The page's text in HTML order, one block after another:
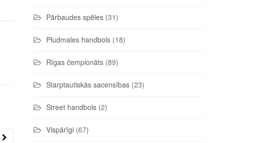
Pārbaudes spēles (31)
Pludmales handbols (18)
Rīgas čempionāts (89)
Starptautiskās sacensības (23)
Street handbols (2)
Vispārīgi (67)